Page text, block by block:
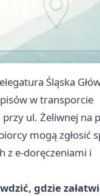
Śląska
w transporcie
ul. Żeliwnej na
mogą zgłosić
z e-doręczeniami i
gdzie